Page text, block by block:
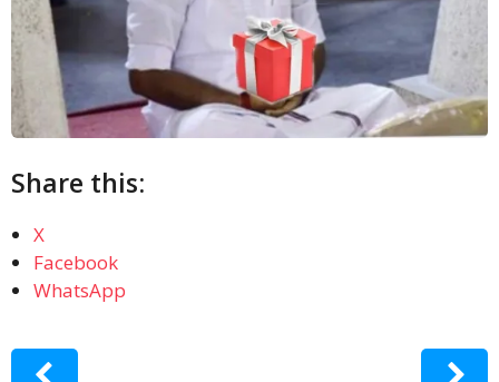
Share this:
X
Facebook
WhatsApp